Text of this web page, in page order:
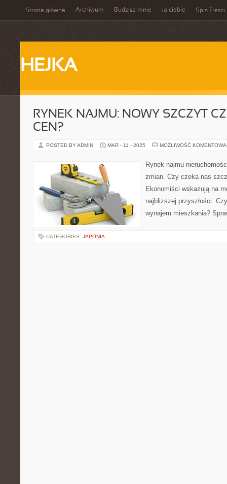
Strona główna Archiwum Budzisz mnie Ja ciebie Spis Treści
HEJKA
RYNEK NAJMU: NOWY SZCZYT
CEN?
POSTED BY ADMIN MAR - 11 - 2025 MOŻLIWOŚĆ
Rynek najmu
zmian. Czy czeka nas
Ekonomiści wskazują na
najbliższej przyszłości.
wynajem mieszkania?
CATEGORIES: JAPONIA